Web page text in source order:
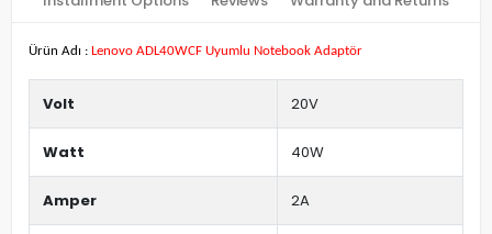
Ürün Adı : Lenovo ADL40WCF Uyumlu Notebook Adaptör
Volt 20V
Watt 40W
Amper 2A